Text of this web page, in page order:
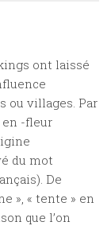
ont laissé
ou villages. Par
-fleur
du mot
De
», « tente » en
que l’on